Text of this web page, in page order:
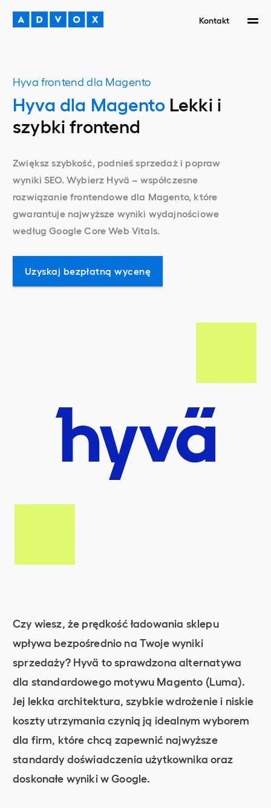
Kontakt
Hyva frontend dla Magento
Hyva dla Magento Lekki i
szybki frontend
Zwiększ szybkość, podnieś sprzedaż i popraw
wyniki SEO. Wybierz Hyvä – współczesne
rozwiązanie frontendowe dla Magento, które
gwarantuje najwyższe wyniki wydajnościowe
według Google Core Web Vitals.
Uzyskaj bezpłatną wycenę
Czy wiesz, że prędkość ładowania sklepu
wpływa bezpośrednio na Twoje wyniki
sprzedaży? Hyvä to sprawdzona alternatywa
dla standardowego motywu Magento (Luma).
Jej lekka architektura, szybkie wdrożenie i niskie
koszty utrzymania czynią ją idealnym wyborem
dla firm, które chcą zapewnić najwyższe
standardy doświadczenia użytkownika oraz
doskonałe wyniki w Google.